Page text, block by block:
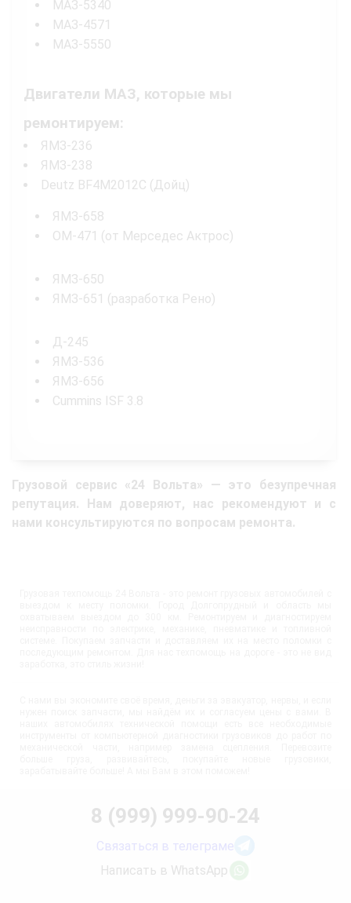
МАЗ-5340
МАЗ-4571
МАЗ-5550
Двигатели МАЗ, которые мы
ремонтируем:
ЯМЗ-236
ЯМЗ-238
Deutz BF4M2012C (Дойц)
ЯМЗ-658
OM-471 (от Мерседес Актрос)
ЯМЗ-650
ЯМЗ-651 (разработка Рено)
Д-245
ЯМЗ-536
ЯМЗ-656
Cummins ISF 3.8
Грузовой сервис «24 Вольта» — это безупречная
репутация. Нам доверяют, нас рекомендуют и с
нами консультируются по вопросам ремонта.
8 (999) 999-90-24
Связаться в телеграме
Написать в WhatsApp